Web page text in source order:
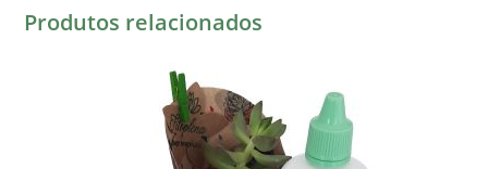
Produtos relacionados